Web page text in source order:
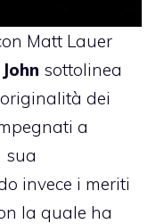
Matt Lauer
sottolinea
dei
a
sua
invece i meriti
la quale ha